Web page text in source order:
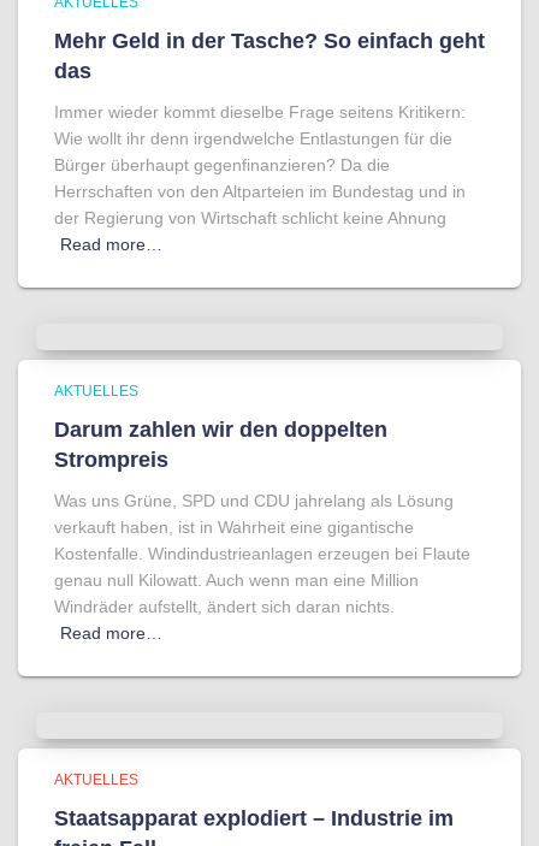
Mehr Geld in der Tasche? So einfach geht
das
Immer wieder kommt dieselbe Frage seitens Kritikern:
Wie wollt ihr denn irgendwelche Entlastungen für die
Bürger überhaupt gegenfinanzieren? Da die
Herrschaften von den Altparteien im Bundestag und in
der Regierung von Wirtschaft schlicht keine Ahnung
Read more…
AKTUELLES
Darum zahlen wir den doppelten
Strompreis
Was uns Grüne, SPD und CDU jahrelang als Lösung
verkauft haben, ist in Wahrheit eine gigantische
Kostenfalle. Windindustrieanlagen erzeugen bei Flaute
genau null Kilowatt. Auch wenn man eine Million
Windräder aufstellt, ändert sich daran nichts.
Read more…
AKTUELLES
Staatsapparat explodiert – Industrie im